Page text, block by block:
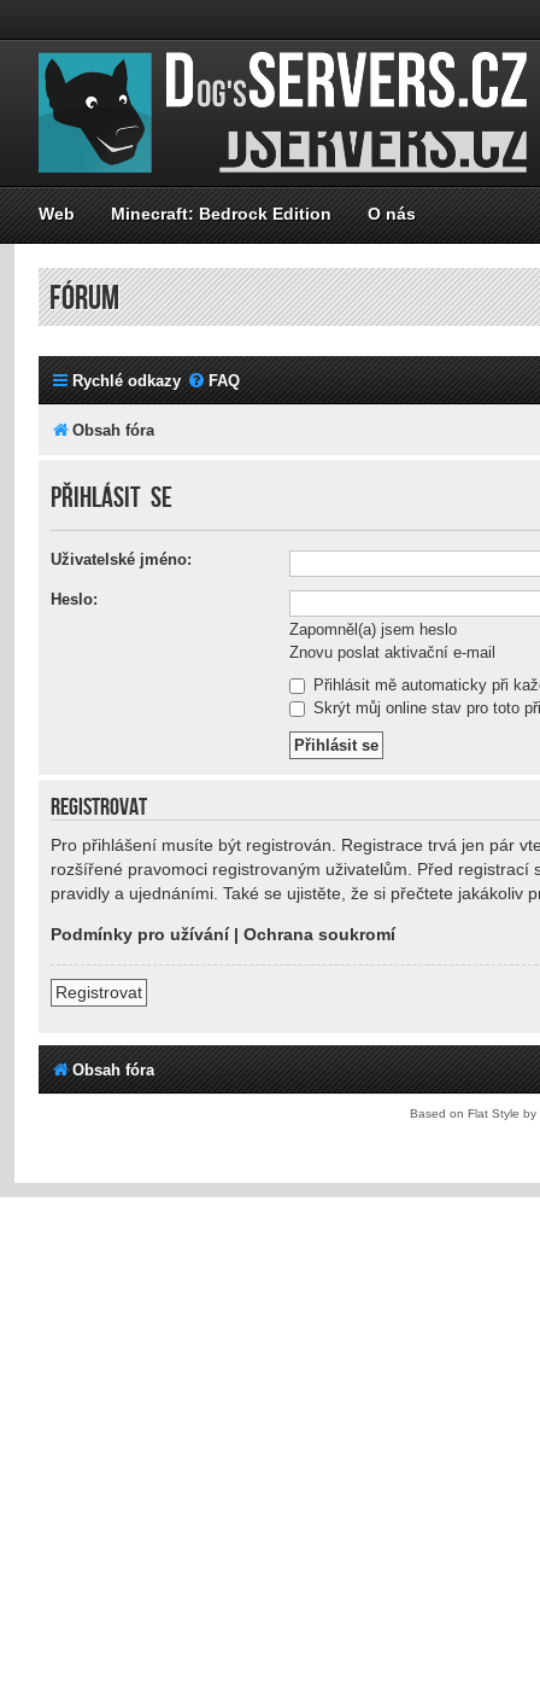
Web Minecraft: Bedrock Edition O nás
FÓRUM
Rychlé odkazy FAQ
Obsah fóra
Přihlásit se
Uživatelské jméno:
Heslo:
Zapomněl(a) jsem heslo
Znovu poslat aktivační e-mail
Přihlásit mě automaticky při
Skrýt můj online stav pro toto
REGISTROVAT
Pro přihlášení musíte být registrován. Registrace trvá jen pár
rozšířené pravomoci registrovaným uživatelům. Před
pravidly a ujednáními. Také se ujistěte, že si přečtete jakákoliv
Podmínky pro užívání| Ochrana soukromí
Registrovat
Obsah fóra
Based on Flat Style by